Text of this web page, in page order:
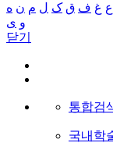
ع غ ف ق ک ل م ن ه
و ی
닫기
통합검
국내학